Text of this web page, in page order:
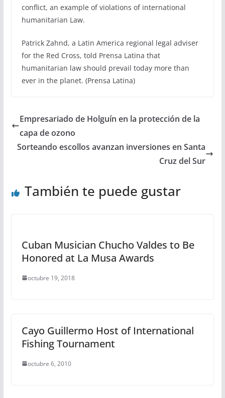
conflict, an example of violations of international
humanitarian Law.
Patrick Zahnd, a Latin America regional legal adviser
for the Red Cross, told Prensa Latina that
humanitarian law should prevail today more than
ever in the planet. (Prensa Latina)
Empresariado de Holguín en la protección de la
capa de ozono
Sorteando escollos avanzan inversiones en Santa
Cruz del Sur
También te puede gustar
Cuban Musician Chucho Valdes to Be
Honored at La Musa Awards
octubre 19, 2018
Cayo Guillermo Host of International
Fishing Tournament
octubre 6, 2010